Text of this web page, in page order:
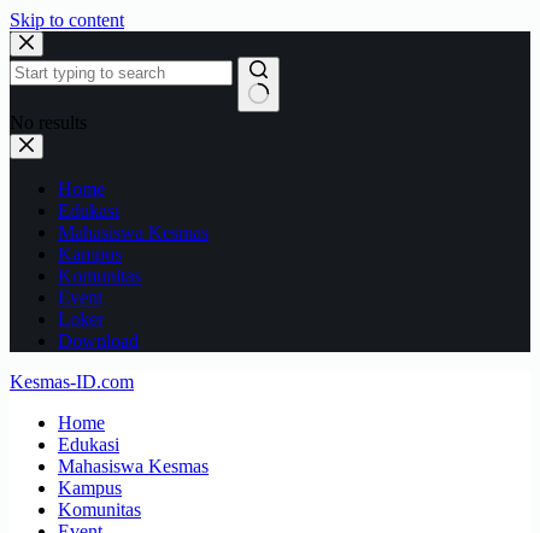
Skip to content
No results
Home
Edukasi
Mahasiswa Kesmas
Kampus
Komunitas
Event
Loker
Download
Kesmas-ID.com
Home
Edukasi
Mahasiswa Kesmas
Kampus
Komunitas